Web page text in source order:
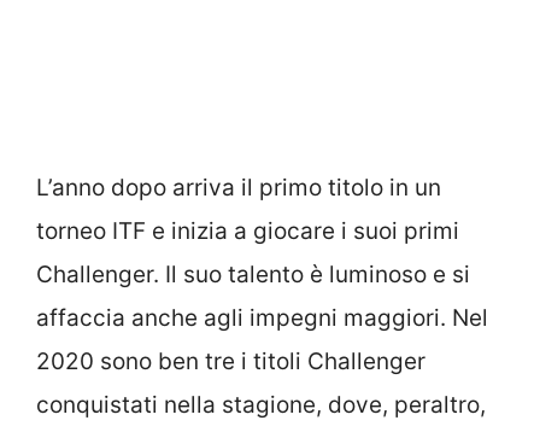
L’anno dopo arriva il primo titolo in un
torneo ITF e inizia a giocare i suoi primi
Challenger. Il suo talento è luminoso e si
affaccia anche agli impegni maggiori. Nel
2020 sono ben tre i titoli Challenger
conquistati nella stagione, dove, peraltro,